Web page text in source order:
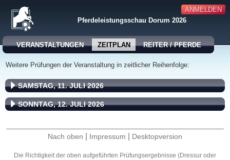
ANMELDEN
Pferdeleistungsschau Dorum 2026
VERANSTALTUNGEN ZEITPLAN REITER / PFERDE
Weitere Prüfungen der Veranstaltung in zeitlicher Reihenfolge:
SAMSTAG, 11. JULI 2026
SONNTAG, 12. JULI 2026
Nach oben Impressum Desktopversion
Die Richtigkeit der oben aufgeführten Prüfungsergebnisse (Dressur oder